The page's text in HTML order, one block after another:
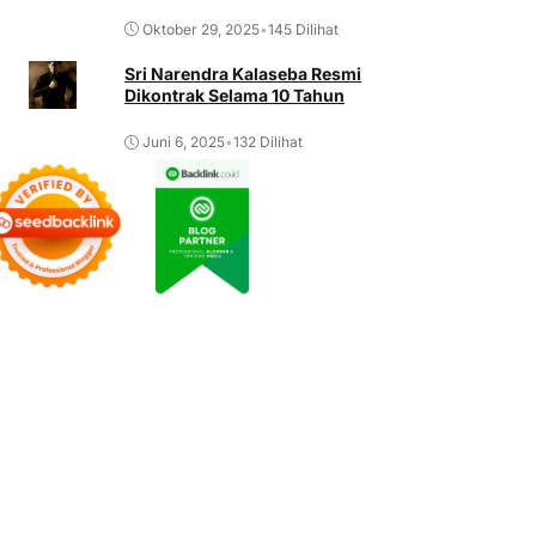
Oktober 29, 2025•145 Dilihat
Sri Narendra Kalaseba Resmi
Dikontrak Selama 10 Tahun
Juni 6, 2025•132 Dilihat